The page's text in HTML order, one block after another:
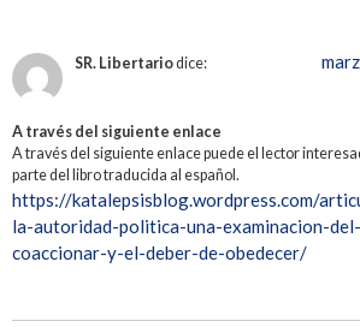
SR. Libertariodice:
A través del siguiente enlace
A través del siguiente enlace puede el lector
parte del libro traducida al español.
https://katalepsisblog.wordpress.com/
la-autoridad-politica-una-examinacion-
coaccionar-y-el-deber-de-obedecer/